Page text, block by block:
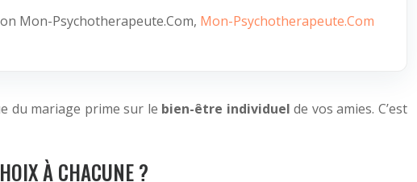
Mon-Psychotherapeute.Com, Mon-Psychotherapeute.Com
du mariage prime sur le bien-être individuel de vos amies. C’est
À CHACUNE ?